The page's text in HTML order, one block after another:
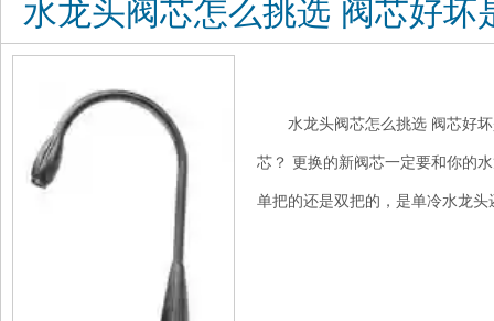
水龙头阀芯怎么挑选 阀芯好坏
水龙头阀芯怎么挑选 阀芯好
芯？ 更换的新阀芯一定要和你的
单把的还是双把的，是单冷水龙头